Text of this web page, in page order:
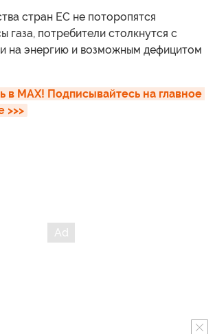
стран ЕС не поторопятся
газа, потребители столкнутся с
на энергию и возможным дефицитом
в MAX! Подписывайтесь на главное
>>>